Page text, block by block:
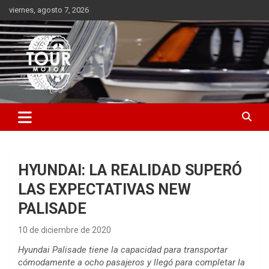
Saltar
al
contenido
viernes, agosto 7, 2026
Tour Motor
Plataforma de contenido audiovisual para el sector automotriz
HYUNDAI: LA REALIDAD SUPERÓ
LAS EXPECTATIVAS NEW
PALISADE
10 de diciembre de 2020
Hyundai Palisade tiene la capacidad para transportar
cómodamente a ocho pasajeros y llegó para completar la